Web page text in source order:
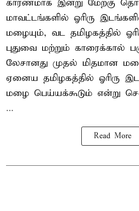
காரணமாக இன்று மேற்கு
மாவட்டங்களில் ஓரிரு
மழையும், வட தமிழகத்தில்
புதுவை மற்றும் காரைக்கால்
லேசானது முதல் மிதமான
ஏனைய தமிழகத்தில் ஓரிரு
மழை பெய்யக்கூடும் என்று
...
Read More